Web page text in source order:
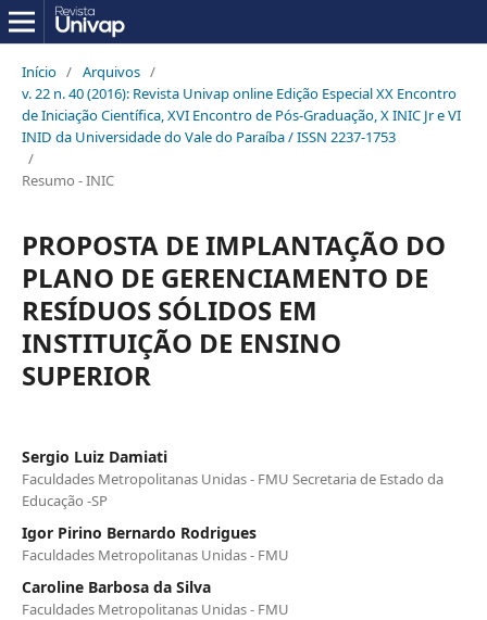
Início / Arquivos /
v. 22 n. 40 (2016): Revista Univap online Edição Especial XX Encontro
de Iniciação Científica, XVI Encontro de Pós-Graduação, X INIC Jr e VI
INID da Universidade do Vale do Paraíba / ISSN 2237-1753
/
Resumo - INIC
PROPOSTA DE IMPLANTAÇÃO DO
PLANO DE GERENCIAMENTO DE
RESÍDUOS SÓLIDOS EM
INSTITUIÇÃO DE ENSINO
SUPERIOR
Sergio Luiz Damiati
Faculdades Metropolitanas Unidas - FMU Secretaria de Estado da
Educação -SP
Igor Pirino Bernardo Rodrigues
Faculdades Metropolitanas Unidas - FMU
Caroline Barbosa da Silva
Faculdades Metropolitanas Unidas - FMU